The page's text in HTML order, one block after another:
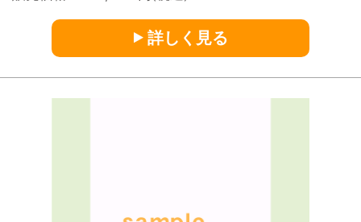
詳しく見る